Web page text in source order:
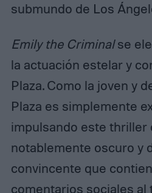
submundo de Los
Emily the Criminalse
la actuación estelar y
Plaza. Como la joven y
Plaza es simplemente
impulsando este thriller
notablemente oscuro y
convincente que
comentarios sociales